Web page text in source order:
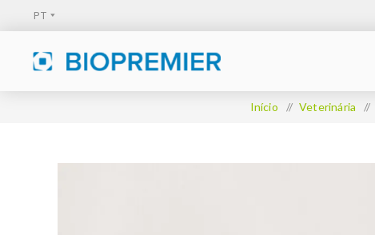
Início / Veterinária /